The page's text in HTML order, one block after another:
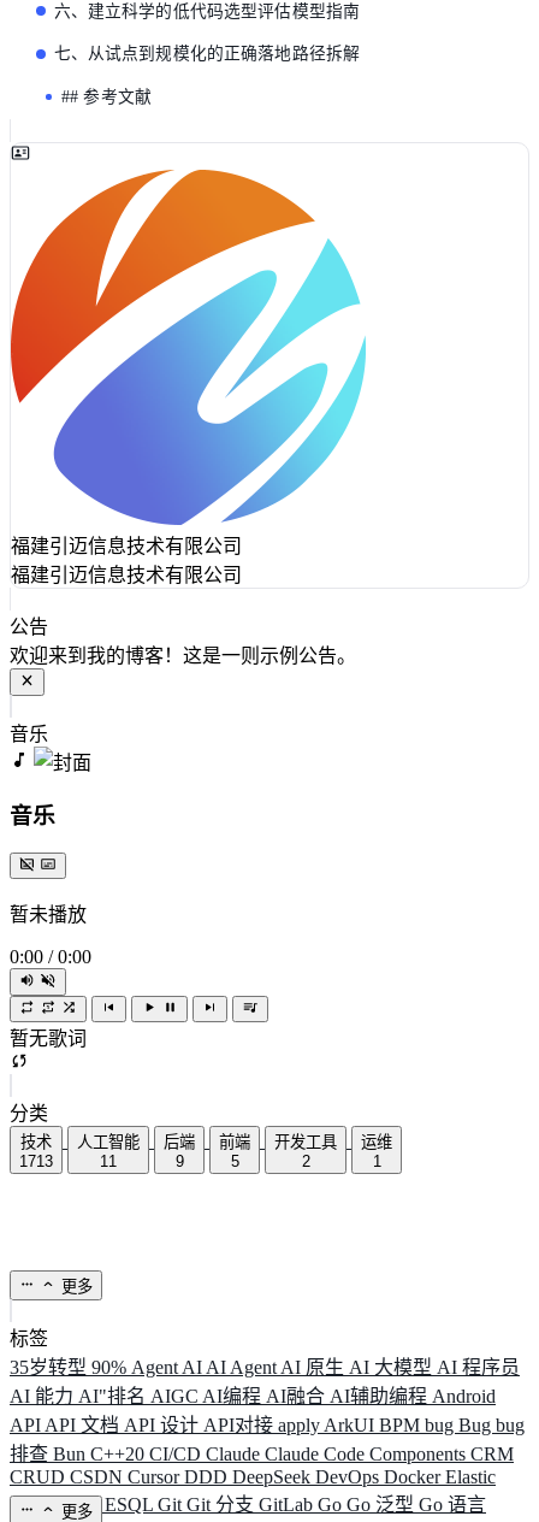
六、建立科学的低代码选型评估模型指南
七、从试点到规模化的正确落地路径拆解
## 参考文献
福建引迈信息技术有限公司
福建引迈信息技术有限公司
公告
欢迎来到我的博客！这是一则示例公告。
音乐
音乐
暂未播放
0:00 / 0:00
暂无歌词
分类
技术
1713
人工智能
11
后端
9
前端
5
开发工具
2
运维
1
更多
标签
35岁转型 90% Agent AI AI Agent AI 原生 AI 大模型 AI 程序员
AI 能力 AI"排名 AIGC AI编程 AI融合 AI辅助编程 Android
API API 文档 API 设计 API对接 apply ArkUI BPM bug Bug bug
排查 Bun C++20 CI/CD Claude Claude Code Components CRM
CRUD CSDN CursorDDD DeepSeek DevOps DockerElastic
ELK ElysiaESQL Git Git 分支 GitLab Go Go 泛型 Go 语言
更多